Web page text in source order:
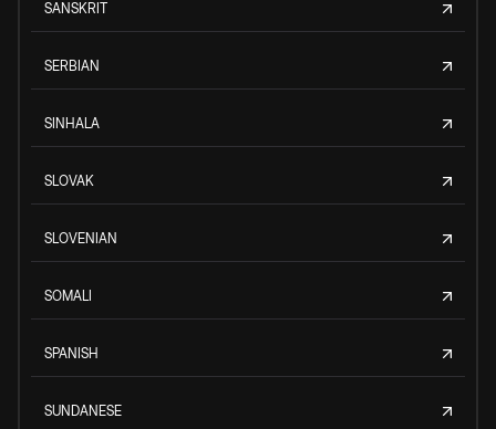
SANSKRIT
SERBIAN
SINHALA
SLOVAK
SLOVENIAN
SOMALI
SPANISH
SUNDANESE